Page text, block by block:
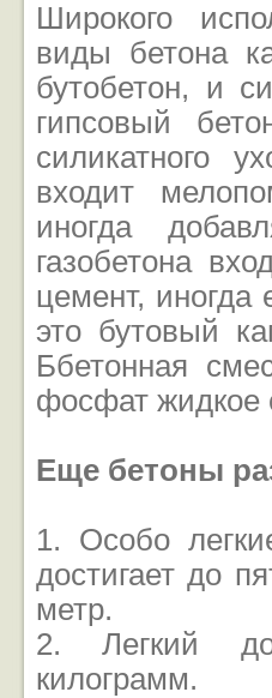
Широкого
виды бетона
бутобетон, и
гипсовый
силикатного
входит
иногда
газобетона
цемент,
это бутовый
Ббетонная
фосфат жидкое
Еще бетоны
1. Особо
достигает до
метр.
2. Легкий
килограмм.